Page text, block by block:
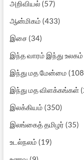
அறிவியல்(57)
ஆன்மிகம் (433)
இசை(34)
இந்த வாரம் இந்து உலகம்
இந்து மத மேன்மை
இந்து மத விளக்கங்கள்
இலக்கியம் (350)
இலங்கைத் தமிழர் (35)
உடல்நலம் (19)